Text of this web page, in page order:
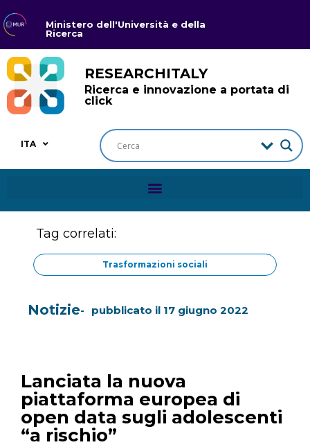
Ministero dell'Università e della
Ricerca
RESEARCHITALY
Ricerca e innovazione a portata di
click
ITA
Tag correlati:
Trasformazioni sociali
Notizie pubblicato il 17 giugno 2022
Lanciata la nuova
piattaforma europea di
open data sugli adolescenti
“a rischio”